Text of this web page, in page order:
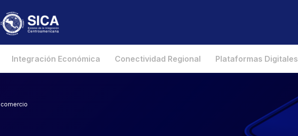
Integración Económica Conectividad Regional Plataformas Digitales
comercio